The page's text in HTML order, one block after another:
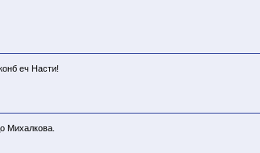
еч Насти!
Михалкова.